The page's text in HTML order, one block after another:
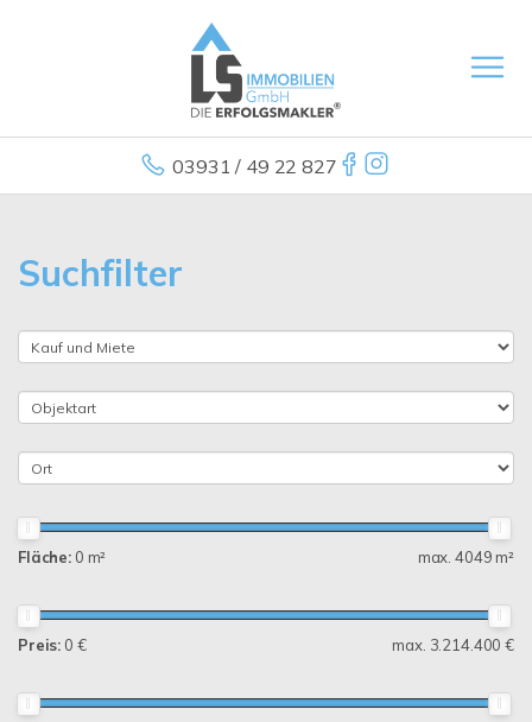
03931 / 49 22 827
Suchfilter
Fläche: 0 m² max. 4049 m²
Preis: 0 € max. 3.214.400 €